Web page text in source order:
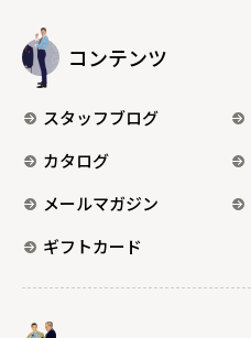
コンテンツ
スタッフブログ
カタログ
メールマガジン
ギフトカード